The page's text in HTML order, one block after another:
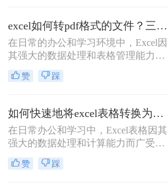
为了首选。那么如何将excel转pdf文件
格式呢？本文将详细介绍几种将Excel
文件转换为PDF文件的方法，帮助用
户轻松实现这一转换过程。
excel如何转pdf格式的文件？三招教你轻松转换！
在日常的办公和学习环境中，Excel因
其强大的数据处理和表格管理能力，
成为了不可或缺的工具。然而，在需
要将数据分享给没有Excel软件的用
转换为PDF格式成为了一个常见的需
求。PDF格式以其跨平台兼容性好、
格式固定、不易被篡改等特点，非常
适合用于这些场景。那么excel如何转
pdf格式的文件呢？本文将详细介绍几
种将Excel文件转换为PDF格式的方
赞 踩
如何快速地将excel表格转换为pdf文件格式？有这三种方法可以快速转换！
在日常办公和学习中，Excel表格因其
强大的数据处理和计算能力而广受欢
迎。然而，在某些情况下，我们可能
需要将Excel表格转换为PDF文件格
赞 踩